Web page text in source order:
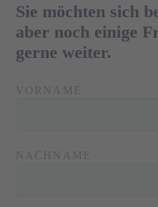
Sie möchten sich
aber noch einige
gerne weiter.
VORNAME
NACHNAME